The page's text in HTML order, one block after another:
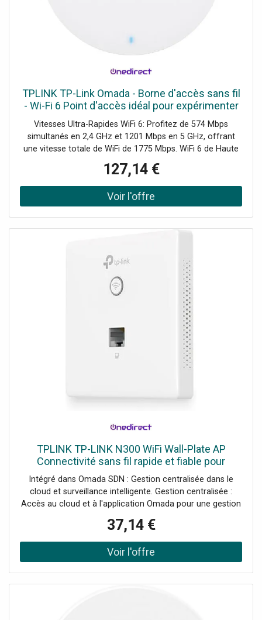
TPLINK TP-Link Omada - Borne d'accès sans fil
- Wi-Fi 6 Point d'accès idéal pour expérimenter
la vitesse ultra-rapide du WiFi 6 !
Vitesses Ultra-Rapides WiFi 6: Profitez de 574 Mbps
simultanés en 2,4 GHz et 1201 Mbps en 5 GHz, offrant
une vitesse totale de WiFi de 1775 Mbps. WiFi 6 de Haute
Efficacité: Permet à davantage d'appareils connectés de
profiter de vitesses plus rapides. Gestion Centralisée dans
le Cloud: Gérez l'ensemble du réseau localement ou
depuis le cloud grâce à l'interface web ou à l'application
127,14 €
TPLINK TP-LINK N300 WiFi Wall-Plate AP
Connectivité sans fil rapide et fiable pour
répondre à vos besoins de réseau.
Intégré dans Omada SDN : Gestion centralisée dans le
cloud et surveillance intelligente. Gestion centralisée :
Accès au cloud et à l'application Omada pour une gestion
avec seulement 11 mm d'épaisseur, de la même taille et
de la même forme qu'un interrupteur ou une plaque de
prise pour s'intégrer parfaitement dans n'importe quelle
pièce. Demander un audit de connectivité !
37,14 €